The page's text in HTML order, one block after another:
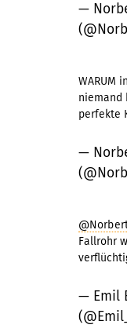
—
WARUM
niemand
perfekte
—
Fallrohr
— Emil